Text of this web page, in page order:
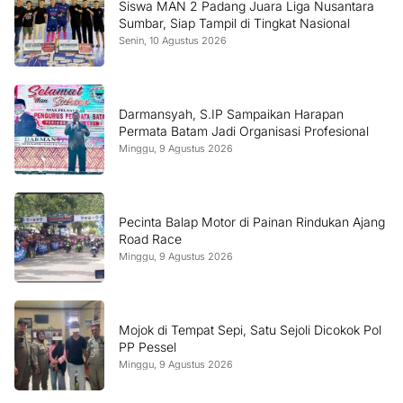
Siswa MAN 2 Padang Juara Liga Nusantara
Sumbar, Siap Tampil di Tingkat Nasional
Senin, 10 Agustus 2026
Darmansyah, S.IP Sampaikan Harapan
Permata Batam Jadi Organisasi Profesional
Minggu, 9 Agustus 2026
Pecinta Balap Motor di Painan Rindukan Ajang
Road Race
Minggu, 9 Agustus 2026
Mojok di Tempat Sepi, Satu Sejoli Dicokok Pol
PP Pessel
Minggu, 9 Agustus 2026